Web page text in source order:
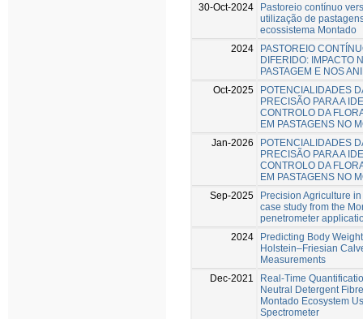
30-Oct-2024
Pastoreio contínuo
utilização de
ecossistema Montado
2024
PASTOREIO
DIFERIDO: IMPACTO
PASTAGEM E NOS
Oct-2025
POTENCIALIDADES
PRECISÃO PARA A
CONTROLO DA
EM PASTAGENS NO
Jan-2026
POTENCIALIDADES
PRECISÃO PARA A
CONTROLO DA
EM PASTAGENS NO
Sep-2025
Precision Agriculture
case study from the
penetrometer
2024
Predicting Body
Holstein–Friesian
Measurements
Dec-2021
Real-Time
Neutral Detergent
Montado Ecosystem
Spectrometer